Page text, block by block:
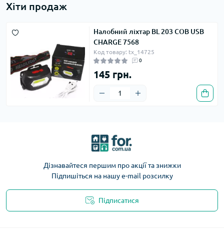
Хіти продаж
Налобний ліхтар BL 203 COB USB
CHARGE 7568
Код товару: tx_14725
0
145 грн.
Дізнавайтеся першим про акції та знижки
Підпишіться на нашу e-mail розсилку
Підписатися